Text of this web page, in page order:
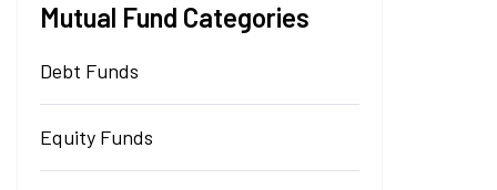
Mutual Fund Categories
Debt Funds
Equity Funds